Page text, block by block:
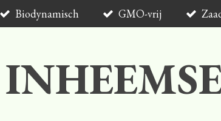
Biodynamisch GMO-vrij